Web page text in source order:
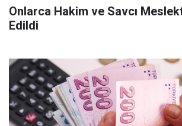
Onlarca Hakim ve Savcı
Edildi